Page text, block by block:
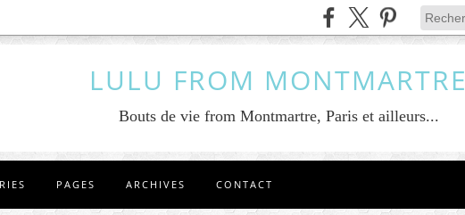
LULU FROM MONTMARTRE
Bouts de vie from Montmartre, Paris et ailleurs...
PAGES ARCHIVES CONTACT